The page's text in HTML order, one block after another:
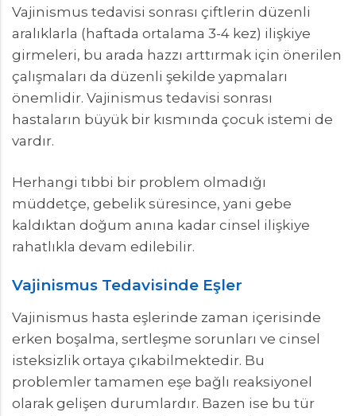
Vajinismus tedavisi sonrası çiftlerin düzenli
aralıklarla (haftada ortalama 3-4 kez) ilişkiye
girmeleri, bu arada hazzı arttırmak için önerilen
çalışmaları da düzenli şekilde yapmaları
önemlidir. Vajinismus tedavisi sonrası
hastaların büyük bir kısmında çocuk istemi de
vardır.
Herhangi tıbbi bir problem olmadığı
müddetçe, gebelik süresince, yani gebe
kaldıktan doğum anına kadar cinsel ilişkiye
rahatlıkla devam edilebilir.
Vajinismus Tedavisinde Eşler
Vajinismus hasta eşlerinde zaman içerisinde
erken boşalma, sertleşme sorunları ve cinsel
isteksizlik ortaya çıkabilmektedir. Bu
problemler tamamen eşe bağlı reaksiyonel
olarak gelişen durumlardır. Bazen ise bu tür